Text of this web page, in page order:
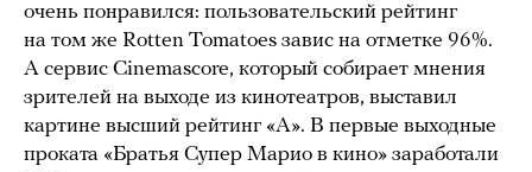
очень понравился: пользовательский рейтинг
на том же Rotten Tomatoes завис на отметке 96%.
А сервис Cinemascore, который собирает мнения
зрителей на выходе из кинотеатров, выставил
картине высший рейтинг «А». В первые выходные
проката «Братья Супер Марио в кино» заработали